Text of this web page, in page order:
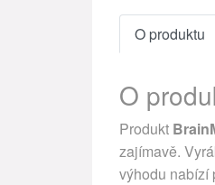
O produktu
O
Produkt
zajímavě.
výhodu nabízí